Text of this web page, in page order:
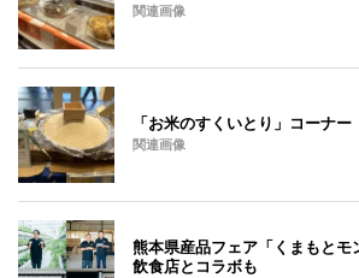
関連画像
「お米のすくいとり」コーナー
関連画像
熊本県産品フェア「くまもと
飲食店とコラボも